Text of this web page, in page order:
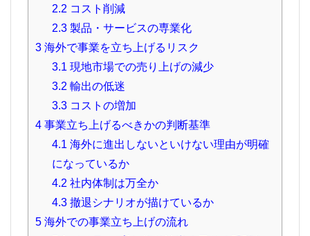
2.2 コスト削減
2.3 製品・サービスの専業化
3 海外で事業を立ち上げるリスク
3.1 現地市場での売り上げの減少
3.2 輸出の低迷
3.3 コストの増加
4 事業立ち上げるべきかの判断基準
4.1 海外に進出しないといけない理由が明確
になっているか
4.2 社内体制は万全か
4.3 撤退シナリオが描けているか
5 海外での事業立ち上げの流れ